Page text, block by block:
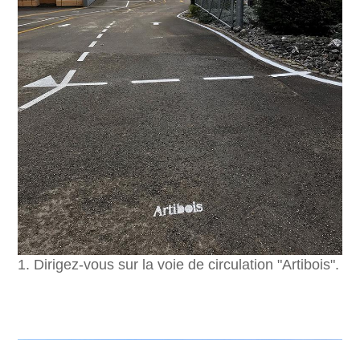
1. Dirigez-vous sur la voie de circulation "Artibois".